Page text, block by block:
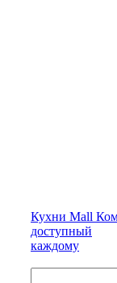
Кухни Mall
доступный
каждому